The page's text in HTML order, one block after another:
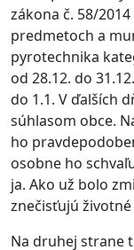
zákona č. 58/
predmetoch a
pyrotechnika
od 28.12. do
do 1.1. V ďalších
súhlasom obce.
ho
osobne ho
ja. Ako už bolo
znečisťujú
Na druhej strane